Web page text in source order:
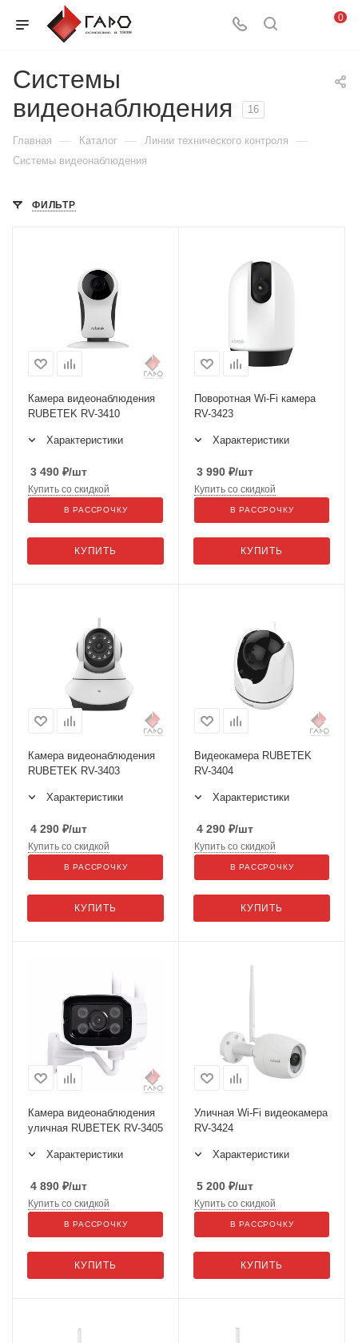
0
Системы
видеонаблюдения
16
Главная — Каталог — Линии технического контроля —
Системы видеонаблюдения
ФИЛЬТР
Камера видеонаблюдения
RUBETEK RV-3410
Характеристики
3 490 ₽/шт
КУПИТЬ
Купить со скидкой
В РАССРОЧКУ
Поворотная Wi-Fi камера
RV-3423
Характеристики
3 990 ₽/шт
КУПИТЬ
Купить со скидкой
В РАССРОЧКУ
Камера видеонаблюдения
RUBETEK RV-3403
Характеристики
4 290 ₽/шт
КУПИТЬ
Купить со скидкой
В РАССРОЧКУ
Видеокамера RUBETEK
RV-3404
Характеристики
4 290 ₽/шт
КУПИТЬ
Купить со скидкой
В РАССРОЧКУ
Камера видеонаблюдения
уличная RUBETEK RV-3405
Характеристики
4 890 ₽/шт
КУПИТЬ
Купить со скидкой
В РАССРОЧКУ
Уличная Wi-Fi видеокамера
RV-3424
Характеристики
5 200 ₽/шт
КУПИТЬ
Купить со скидкой
В РАССРОЧКУ